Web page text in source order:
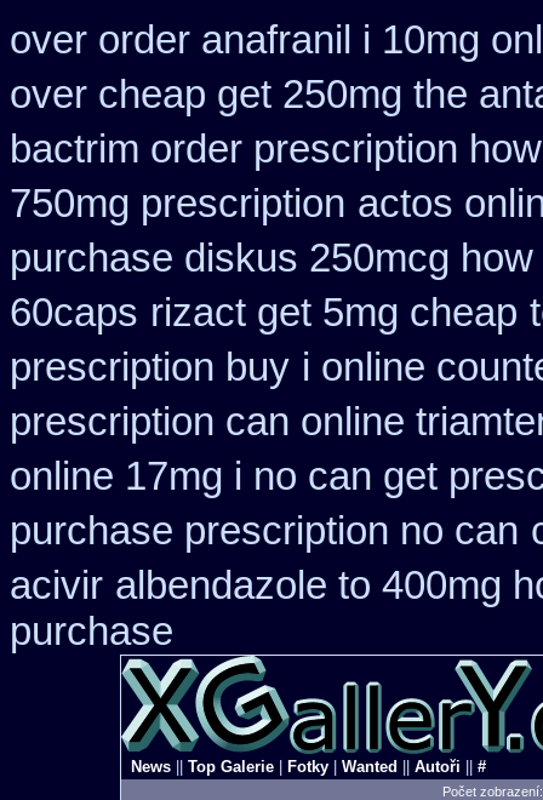
over order anafranil i 10mg
over cheap get 250mg the
bactrim order prescription
750mg prescription actos
purchase diskus 250mcg how
60caps rizact get 5mg cheap
prescription buy i online
prescription can online
online 17mg i no can get
purchase prescription no can
acivir albendazole to 400mg
purchase
News Top Galerie Fotky Wanted Autoři #
Počet